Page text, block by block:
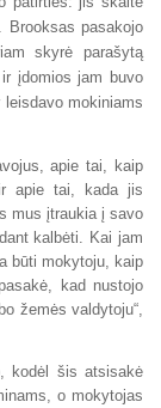
Brooksas pasakojo
skyrė parašytą
įdomios jam buvo
mokiniams
apie tai, kaip
apie tai, kada jis
mus įtraukia į savo
kalbėti. Kai jam
būti mokytoju, kaip
kad nustojo
žemės valdytoju“,
kodėl šis atsisakė
o mokytojas